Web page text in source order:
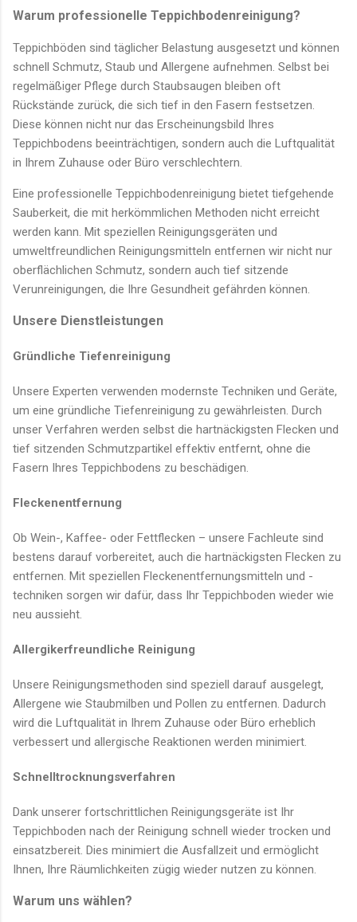
Warum professionelle Teppichbodenreinigung?
Teppichböden sind täglicher Belastung ausgesetzt und können
schnell Schmutz, Staub und Allergene aufnehmen. Selbst bei
regelmäßiger Pflege durch Staubsaugen bleiben oft
Rückstände zurück, die sich tief in den Fasern festsetzen.
Diese können nicht nur das Erscheinungsbild Ihres
Teppichbodens beeinträchtigen, sondern auch die Luftqualität
in Ihrem Zuhause oder Büro verschlechtern.
Eine professionelle Teppichbodenreinigung bietet tiefgehende
Sauberkeit, die mit herkömmlichen Methoden nicht erreicht
werden kann. Mit speziellen Reinigungsgeräten und
umweltfreundlichen Reinigungsmitteln entfernen wir nicht nur
oberflächlichen Schmutz, sondern auch tief sitzende
Verunreinigungen, die Ihre Gesundheit gefährden können.
Unsere Dienstleistungen
Gründliche Tiefenreinigung
Unsere Experten verwenden modernste Techniken und Geräte,
um eine gründliche Tiefenreinigung zu gewährleisten. Durch
unser Verfahren werden selbst die hartnäckigsten Flecken und
tief sitzenden Schmutzpartikel effektiv entfernt, ohne die
Fasern Ihres Teppichbodens zu beschädigen.
Fleckenentfernung
Ob Wein-, Kaffee- oder Fettflecken – unsere Fachleute sind
bestens darauf vorbereitet, auch die hartnäckigsten Flecken zu
entfernen. Mit speziellen Fleckenentfernungsmitteln und -
techniken sorgen wir dafür, dass Ihr Teppichboden wieder wie
neu aussieht.
Allergikerfreundliche Reinigung
Unsere Reinigungsmethoden sind speziell darauf ausgelegt,
Allergene wie Staubmilben und Pollen zu entfernen. Dadurch
wird die Luftqualität in Ihrem Zuhause oder Büro erheblich
verbessert und allergische Reaktionen werden minimiert.
Schnelltrocknungsverfahren
Dank unserer fortschrittlichen Reinigungsgeräte ist Ihr
Teppichboden nach der Reinigung schnell wieder trocken und
einsatzbereit. Dies minimiert die Ausfallzeit und ermöglicht
Ihnen, Ihre Räumlichkeiten zügig wieder nutzen zu können.
Warum uns wählen?